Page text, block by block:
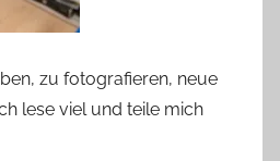
zu fotografieren, neue
lese viel und teile mich